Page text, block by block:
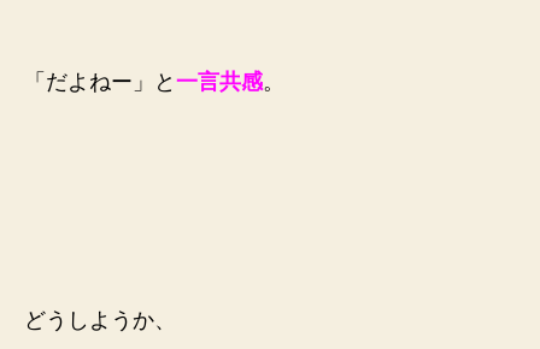
「だよねー」と 一言共感。
どうしようか、